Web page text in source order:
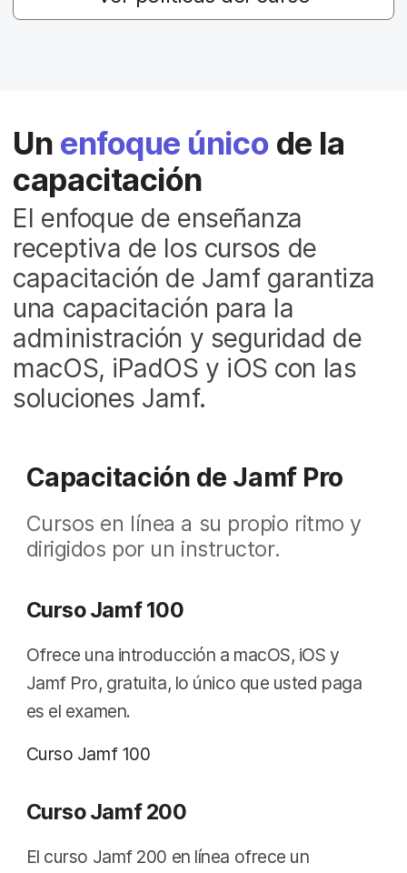
Un enfoque único de la
capacitación
El enfoque de enseñanza
receptiva de los cursos de
capacitación de Jamf garantiza
una capacitación para la
administración y seguridad de
macOS, iPadOS y iOS con las
soluciones Jamf.
Capacitación de Jamf Pro
Cursos en línea a su propio ritmo y
dirigidos por un instructor.
Curso Jamf 100
Ofrece una introducción a macOS, iOS y
Jamf Pro, gratuita, lo único que usted paga
es el examen.
Curso Jamf 100
Curso Jamf 200
El curso Jamf 200 en línea ofrece un